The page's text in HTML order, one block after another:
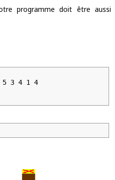
programme doit être aussi
3 4 1 4